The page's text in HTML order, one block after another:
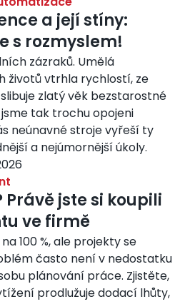
a její stíny:
s rozmyslem!
zázraků. Umělá
životů vtrhla rychlostí, ze
zlatý věk bezstarostné
tak trochu opojeni
neúnavné stroje vyřeší ty
a nejúmornější úkoly.
Právě jste si koupili
ve firmě
100 %, ale projekty se
často není v nedostatku
plánování práce. Zjistěte,
prodlužuje dodací lhůty,